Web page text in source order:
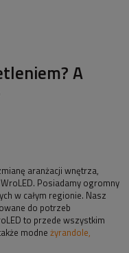
A
aranżacji wnętrza,
WroLED. Posiadamy ogromny
w całym regionie. Nasz
do potrzeb
to przede wszystkim
modneżyrandole,